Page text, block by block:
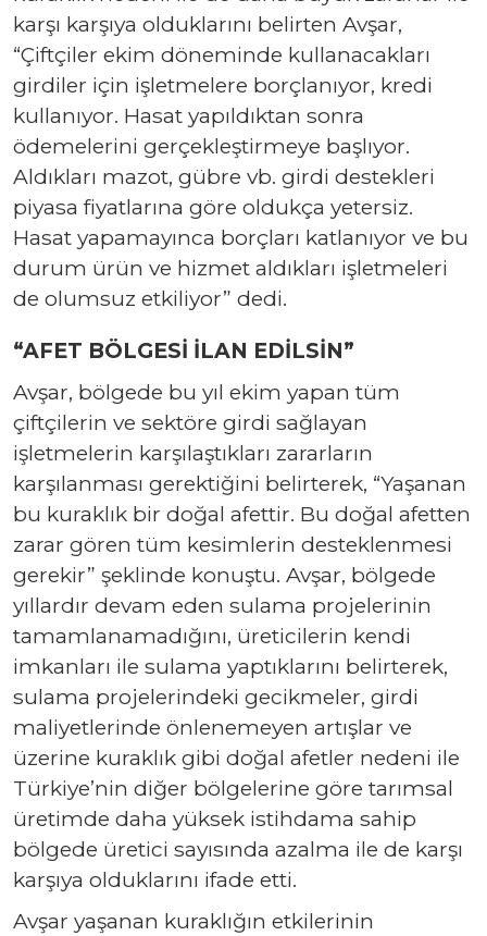
karşı karşıya olduklarını belirten Avşar,
“Çiftçiler ekim döneminde kullanacakları
girdiler için işletmelere borçlanıyor, kredi
kullanıyor. Hasat yapıldıktan sonra
ödemelerini gerçekleştirmeye başlıyor.
Aldıkları mazot, gübre vb. girdi destekleri
piyasa fiyatlarına göre oldukça yetersiz.
Hasat yapamayınca borçları katlanıyor ve bu
durum ürün ve hizmet aldıkları işletmeleri
de olumsuz etkiliyor” dedi.
“AFET BÖLGESİ İLAN EDİLSİN”
Avşar, bölgede bu yıl ekim yapan tüm
çiftçilerin ve sektöre girdi sağlayan
işletmelerin karşılaştıkları zararların
karşılanması gerektiğini belirterek, “Yaşanan
bu kuraklık bir doğal afettir. Bu doğal afetten
zarar gören tüm kesimlerin desteklenmesi
gerekir” şeklinde konuştu. Avşar, bölgede
yıllardır devam eden sulama projelerinin
tamamlanamadığını, üreticilerin kendi
imkanları ile sulama yaptıklarını belirterek,
sulama projelerindeki gecikmeler, girdi
maliyetlerinde önlenemeyen artışlar ve
üzerine kuraklık gibi doğal afetler nedeni ile
Türkiye’nin diğer bölgelerine göre tarımsal
üretimde daha yüksek istihdama sahip
bölgede üretici sayısında azalma ile de karşı
karşıya olduklarını ifade etti.
Avşar yaşanan kuraklığın etkilerinin